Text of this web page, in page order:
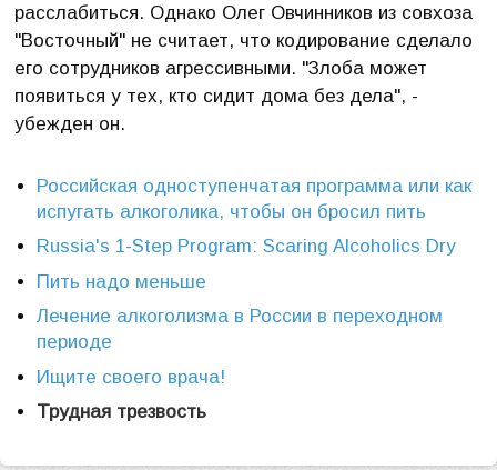
расслабиться. Однако Олег Овчинников из совхоза
"Восточный" не считает, что кодирование сделало
его сотрудников агрессивными. "Злоба может
появиться у тех, кто сидит дома без дела", -
убежден он.
Российская одноступенчатая программа или как
испугать алкоголика, чтобы он бросил пить
Russia's 1-Step Program: Scaring Alcoholics Dry
Пить надо меньше
Лечение алкоголизма в России в переходном
периоде
Ищите своего врача!
Трудная трезвость